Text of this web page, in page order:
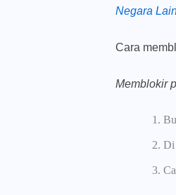
Negara
Cara
Memblokir
Di